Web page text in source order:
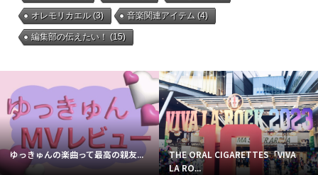
オレモリカエル(3) 音楽関連アイテム (4)
編集部の伝えたい！ (15)
ゆっきゅんの楽曲って最高の親友...
THE ORAL CIGARETTES「VIVA
LA RO...